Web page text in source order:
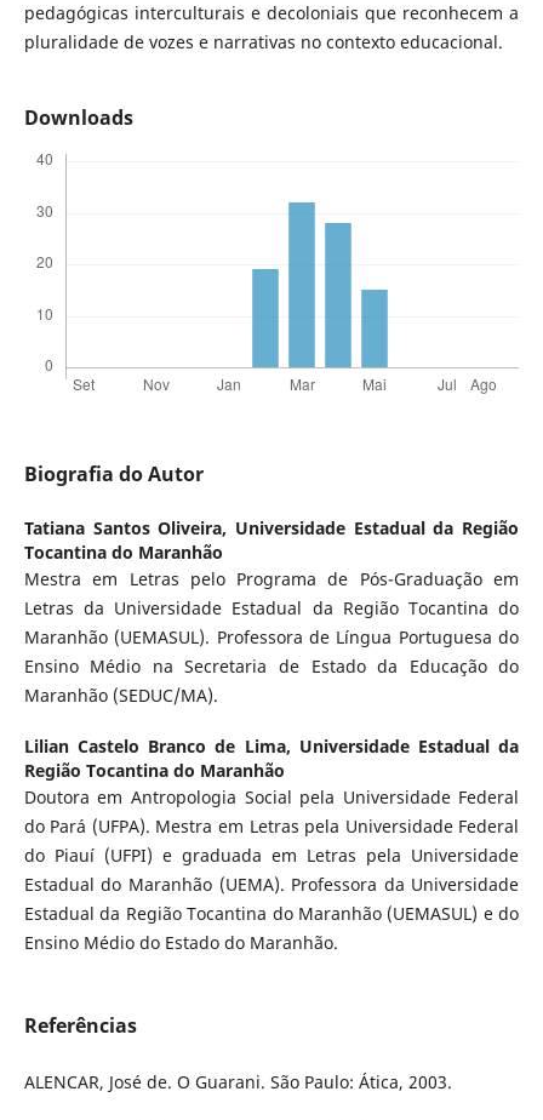
pedagógicas interculturais e decoloniais que reconhecem a
pluralidade de vozes e narrativas no contexto educacional.
Downloads
Biografia do Autor
Tatiana Santos Oliveira, Universidade Estadual da Região
Tocantina do Maranhão
Mestra em Letras pelo Programa de Pós-Graduação em
Letras da Universidade Estadual da Região Tocantina do
Maranhão (UEMASUL). Professora de Língua Portuguesa do
Ensino Médio na Secretaria de Estado da Educação do
Maranhão (SEDUC/MA).
Lilian Castelo Branco de Lima, Universidade Estadual da
Região Tocantina do Maranhão
Doutora em Antropologia Social pela Universidade Federal
do Pará (UFPA). Mestra em Letras pela Universidade Federal
do Piauí (UFPI) e graduada em Letras pela Universidade
Estadual do Maranhão (UEMA). Professora da Universidade
Estadual da Região Tocantina do Maranhão (UEMASUL) e do
Ensino Médio do Estado do Maranhão.
Referências
ALENCAR, José de. O Guarani. São Paulo: Ática, 2003.